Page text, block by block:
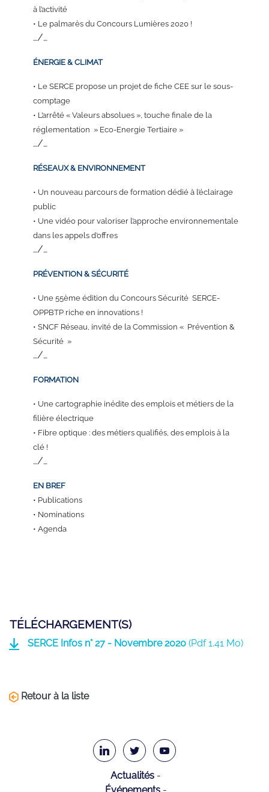
à l’activité
• Le palmarès du Concours Lumières2020 !
…/…
ÉNERGIE & CLIMAT
• Le SERCE propose un projet de fiche CEE sur le sous-
comptage
• L’arrêté « Valeurs absolues », touche finale de la
réglementation » Eco-Energie Tertiaire »
…/…
RÉSEAUX & ENVIRONNEMENT
• Un nouveau parcoursde formation dédié à l’éclairage
public
• Une vidéo pourvaloriser l’approcheenvironnementale
dans les appelsd’offres
…/…
PRÉVENTION& SÉCURITÉ
• Une 55èmeédition du Concours Sécurité SERCE-
OPPBTP richeen innovations !
• SNCF Réseau, invitéde la Commission « Prévention &
Sécurité »
…/…
FORMATION
• Une cartographie inédite des emploiset métiers de la
filièreélectrique
• Fibre optique :des métiers qualifiés, des emplois à la
clé !
…/…
EN BREF
• Publications
• Nominations
• Agenda
TÉLÉCHARGEMENT(S)
SERCE Infos n° 27 - Novembre 2020 (Pdf1.41 Mo)
Retour à la liste
Actualités
Événements